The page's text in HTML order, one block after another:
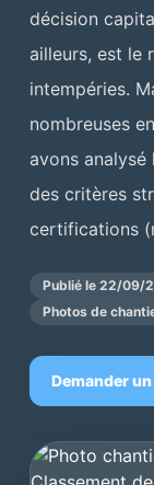
décision
ailleurs, est le
intempéries.
nombreuses
avons
des critères
certifications
Publié le 22/09/
Photos de
Demander